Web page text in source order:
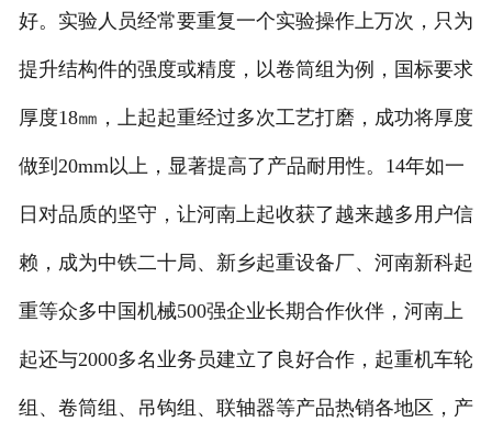
好。实验人员经常要重复一个实验操作上万次，只为
提升结构件的强度或精度，以卷筒组为例，国标要求
厚度18㎜，上起起重经过多次工艺打磨，成功将厚度
做到20mm以上，显著提高了产品耐用性。14年如一
日对品质的坚守，让河南上起收获了越来越多用户信
赖，成为中铁二十局、新乡起重设备厂、河南新科起
重等众多中国机械500强企业长期合作伙伴，河南上
起还与2000多名业务员建立了良好合作，起重机车轮
组、卷筒组、吊钩组、联轴器等产品热销各地区，产